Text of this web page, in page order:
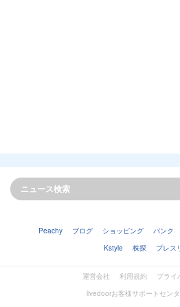
Peachy ブログ ショッピング バンク
Kstyle
株探 プレス
運営会社 利用規約
プライ
livedoorお客様サポートセン